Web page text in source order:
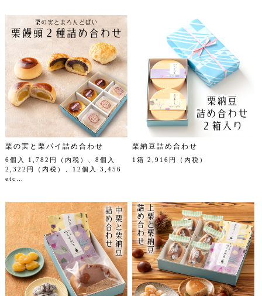
栗の実と栗パイ詰め合わせ
6個入 1,782円（内税）、8個入
2,322円（内税）、12個入 3,456
etc…
栗納豆詰め合わせ
1箱 2,916円（内税）